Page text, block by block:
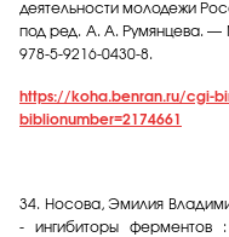
деятельности молодежи
под ред. А. А. Румянцева. —
978-5-9216-0430-8.
https://koha.benran.ru/cgi-
biblionumber=2174661
34. Носова, Эмилия
- ингибиторы